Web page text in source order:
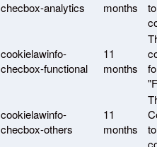
checbox-analytics
months
cookielawinfo-
checbox-functional
11
months
cookielawinfo-
checbox-others
11
months